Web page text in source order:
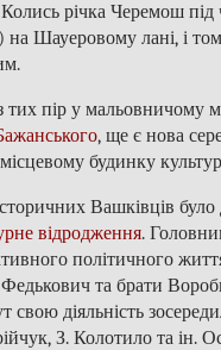
річка Черемош під
Шауеровому лані, і
тих пір у
, ще є нова
будинку
Вашківців
відродження.
політичного
та брати
свою діяльність
З. Колотило та ін.